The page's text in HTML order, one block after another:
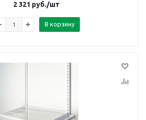
2 321 руб./шт
В корзину